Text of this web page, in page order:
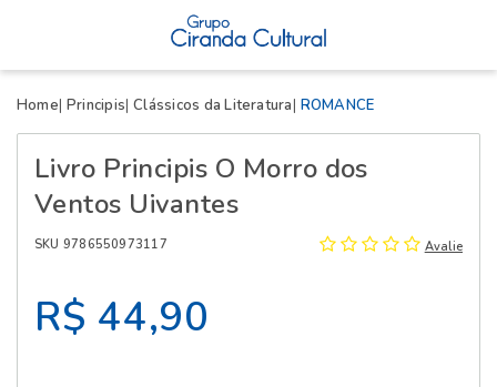
Home Principis Clássicos da Literatura ROMANCE
Livro Principis O Morro dos
Ventos Uivantes
SKU 9786550973117 Avalie
R$ 44,90